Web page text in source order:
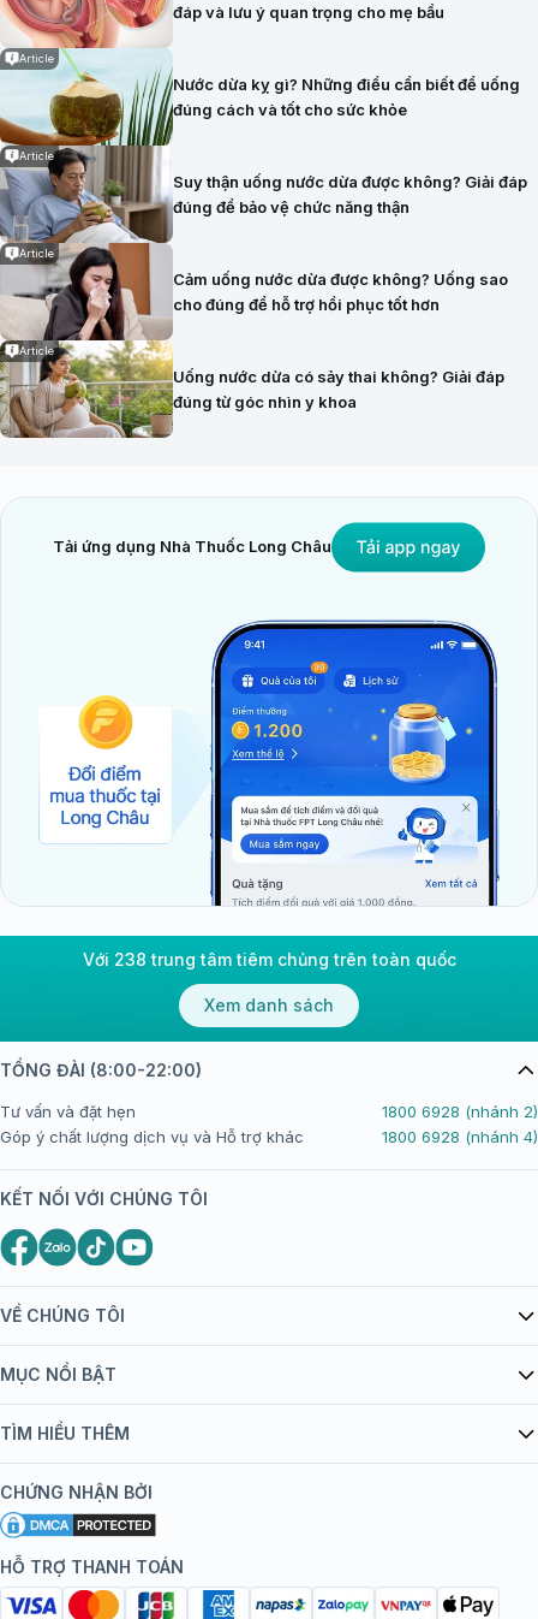
đáp và lưu ý quan trọng cho mẹ bầu
Article
Nước dừa kỵ gì? Những điều cần biết để uống
đúng cách và tốt cho sức khỏe
Article
Suy thận uống nước dừa được không? Giải đáp
đúng để bảo vệ chức năng thận
Article
Cảm uống nước dừa được không? Uống sao
cho đúng để hỗ trợ hồi phục tốt hơn
Article
Uống nước dừa có sảy thai không? Giải đáp
đúng từ góc nhìn y khoa
Tải ứng dụng Nhà Thuốc Long Châu
Với 238 trung tâm tiêm chủng trên toàn quốc
Xem danh sách
VỀ CHÚNG TÔI
Giới thiệu Tiêm Chủng FPT Long Châu
bán hàng
Chính sách nội dung
Chính sách bảo mật
Chính sách bảo mật dữ liệu cá nhân
MỤC NỔI BẬT
Danh mục vắc xin
Đội ngũ bác sĩ, chuyên gia
Hệ thống trung tâm tiêm chủng
TÌM HIỂU THÊM
Khuyến mãi
Tôi nên tiêm gì?
Tiêm chủng đi nước ngoài
CHỨNG NHẬN BỞI
HỖ TRỢ THANH TOÁN
TỔNG ĐÀI (8:00-22:00)
Tư vấn và đặt hẹn
1800 6928 (nhánh 2)
Góp ý chất lượng dịch vụ và Hỗ trợ khác
1800 6928 (nhánh 4)
KẾT NỐI VỚI CHÚNG TÔI